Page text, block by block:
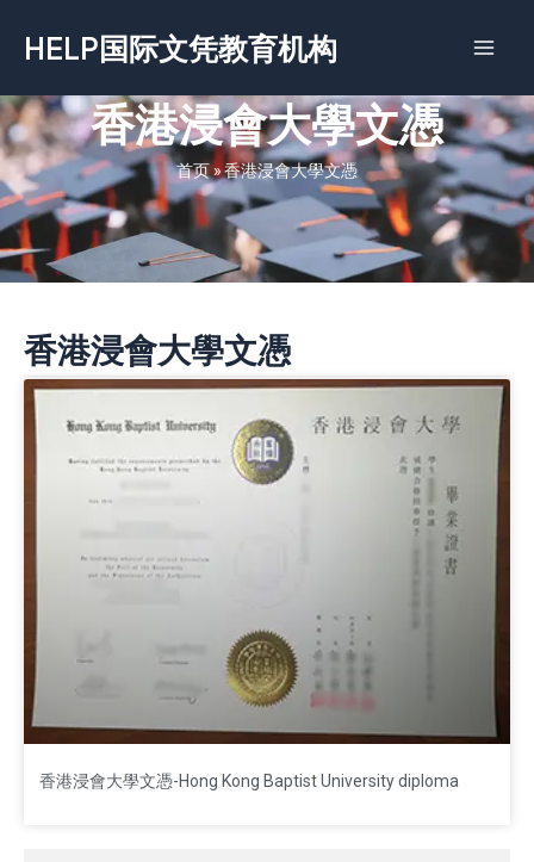
容
HELP国际文凭教育机构
香港浸會大學文憑
首页»香港浸會大學文憑
香港浸會大學文憑
香港浸會大學文憑-Hong Kong Baptist University diploma